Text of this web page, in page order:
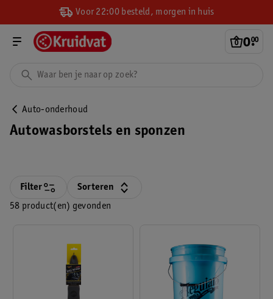
Voor 22:00 besteld, morgen in huis
0.
00
Auto-onderhoud
Autowasborstels en sponzen
58 product(en) gevonden
Filter Sorteren